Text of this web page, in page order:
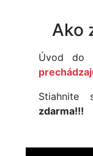
Ako
Úvod do
zdarma!!!